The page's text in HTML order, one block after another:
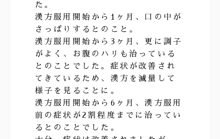
た。
漢方服用開始から1ヶ月、口の中が
さっぱりするとのこと。
漢方服用開始から3ヶ月、更に調子
がよく、お腹のハリも治っている
とのことでした。症状が改善され
てきているため、漢方を減量して
様子を見ることに。
漢方服用開始から6ヶ月、漢方服用
前の症状が2割程度までに治ってい
るとのことでした。